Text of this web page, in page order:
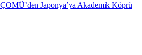
ÇOMÜ’den Japonya’ya Akademik Köprü